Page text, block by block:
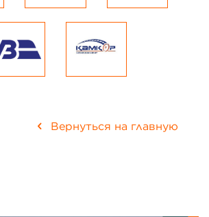
Вернуться на главную